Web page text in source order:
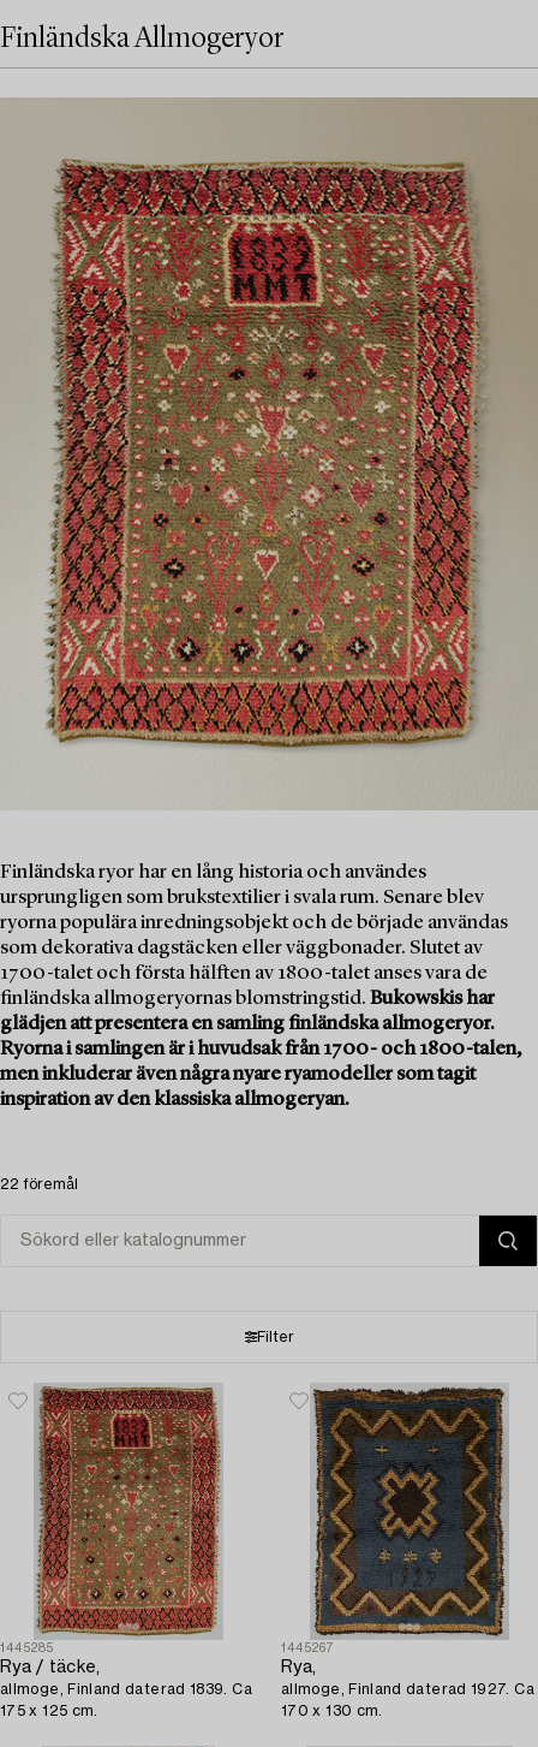
Finländska Allmogeryor
Finländska ryor har en lång historia och användes
ursprungligen som brukstextilier i svala rum. Senare blev
ryorna populära inredningsobjekt och de började användas
som dekorativa dagstäcken eller väggbonader. Slutet av
1700-talet och första hälften av 1800-talet anses vara de
finländska allmogeryornas blomstringstid. Bukowskis har
glädjen att presentera en samling finländska allmogeryor.
Ryorna i samlingen är i huvudsak från 1700- och 1800-talen,
men inkluderar även några nyare ryamodeller som tagit
inspiration av den klassiska allmogeryan.
22 föremål
Filter
1445285
Rya / täcke,
allmoge, Finland daterad 1839. Ca
175 x 125 cm.
1445267
Rya,
allmoge, Finland daterad 1927. Ca
170 x 130 cm.